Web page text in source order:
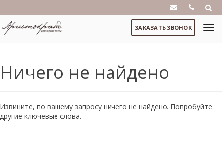
ЗАКАЗАТЬ ЗВОНОК
Ничего не найдено
Извините, по вашему запросу ничего не найдено. Попробуйте
другие ключевые слова.